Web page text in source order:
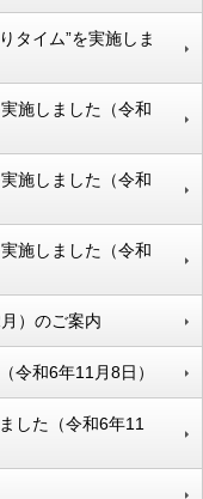
タイム”を実施しま
施しました（令和
施しました（令和
施しました（令和
）のご案内
令和6年11月8日）
した（令和6年11